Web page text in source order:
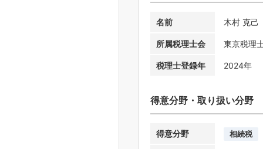
名前 木村 克己
所属税理士会 東京税理
税理士登録年 2024年
得意分野・取り扱い分野
得意分野 相続税